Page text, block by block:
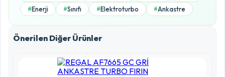
#Enerji #Sınıfı #Elektroturbo #Ankastre
Önerilen Diğer Ürünler